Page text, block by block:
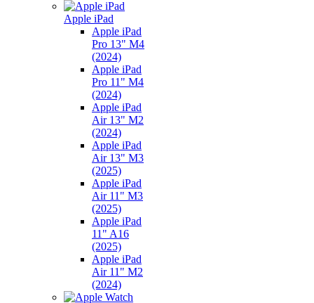
Apple iPad
Apple iPad
Pro 13" M4
(2024)
Apple iPad
Pro 11" M4
(2024)
Apple iPad
Air 13" M2
(2024)
Apple iPad
Air 13" M3
(2025)
Apple iPad
Air 11" M3
(2025)
Apple iPad
11" A16
(2025)
Apple iPad
Air 11" M2
(2024)